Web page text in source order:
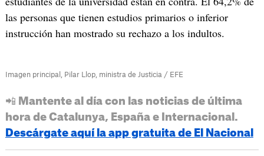
las personas que tienen estudios primarios o inferior
instrucción han mostrado su rechazo a los indultos.
Imagen principal, Pilar Llop, ministra de Justicia / EFE
📲 Mantente al día con las noticias de última
hora de Catalunya, España e Internacional.
Descárgate aquí la app gratuita de El Nacional